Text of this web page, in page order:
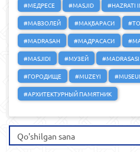
#МЕДРЕСЕ #MASJID
#HAZRATI
#МАВЗОЛЕЙ
#МАҚБАРАСИ
#MADRASAH
#МАДРАСАСИ
#MASJIDI
#МУЗЕЙ #MADRASASI
#ГОРОДИЩЕ
#MUZEYI
#АРХИТЕКТУРНЫЙ ПАМЯТНИК
Qo'shilgan sana